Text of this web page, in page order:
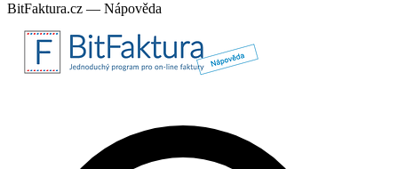
BitFaktura.cz — Nápověda